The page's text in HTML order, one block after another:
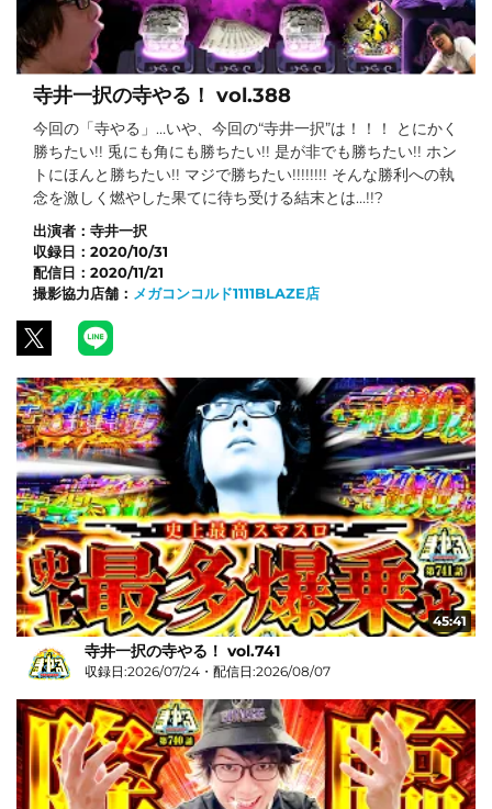
寺井一択の寺やる！ vol.388
今回の「寺やる」…いや、今回の“寺井一択”は！！！ とにかく
勝ちたい!! 兎にも角にも勝ちたい!! 是が非でも勝ちたい!! ホン
トにほんと勝ちたい!! マジで勝ちたい!!!!!!!! そんな勝利への執
念を激しく燃やした果てに待ち受ける結末とは…!!?
出演者： 寺井一択
収録日： 2020/10/31
配信日： 2020/11/21
撮影協力店舗： メガコンコルド1111BLAZE店
45:41
寺井一択の寺やる！ vol.741
収録日:2026/07/24・配信日:2026/08/07